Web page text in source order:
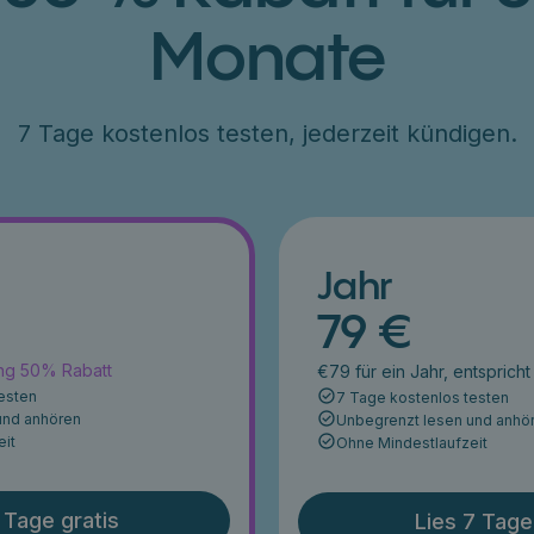
Monate
7 Tage kostenlos testen, jederzeit kündigen.
50% Rabatt
anhören
gratis
Jahr
79 €
€79 für ein Jahr,
7 Tage kostenlos testen
Unbegrenzt lesen und
Ohne Mindestlaufzeit
Lies 7